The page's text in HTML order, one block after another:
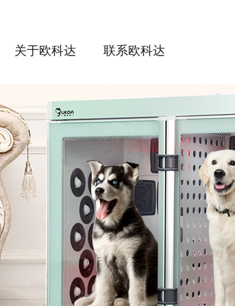
关于欧科达 联系欧科达